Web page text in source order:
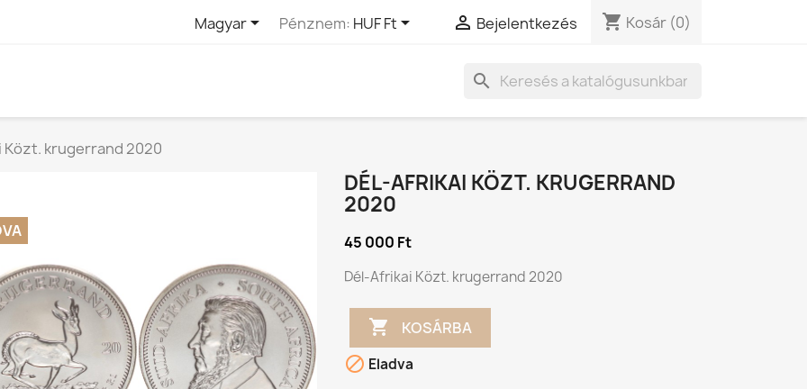
Magyar Pénznem: HUF Ft  Bejelentkezés shopping_cart Kosár (0)
search
Közt. krugerrand 2020
DÉL-AFRIKAI KÖZT. KRUGERRAND
2020
45 000 Ft
Dél-Afrikai Közt. krugerrand 2020
 KOSÁRBA
 Eladva